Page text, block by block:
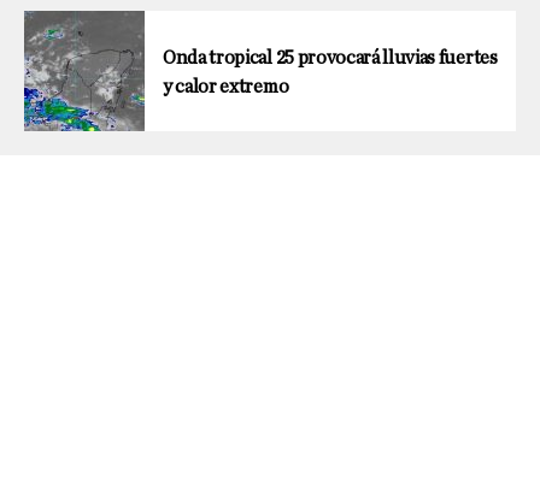
Onda tropical 25 provocará lluvias fuertes
y calor extremo